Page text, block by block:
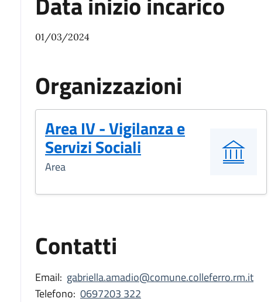
01/03/2024
Organizzazioni
Area IV - Vigilanza e
Servizi Sociali
Area
Contatti
Email: gabriella.amadio@comune.colleferro.rm.it
Telefono: 0697203 322